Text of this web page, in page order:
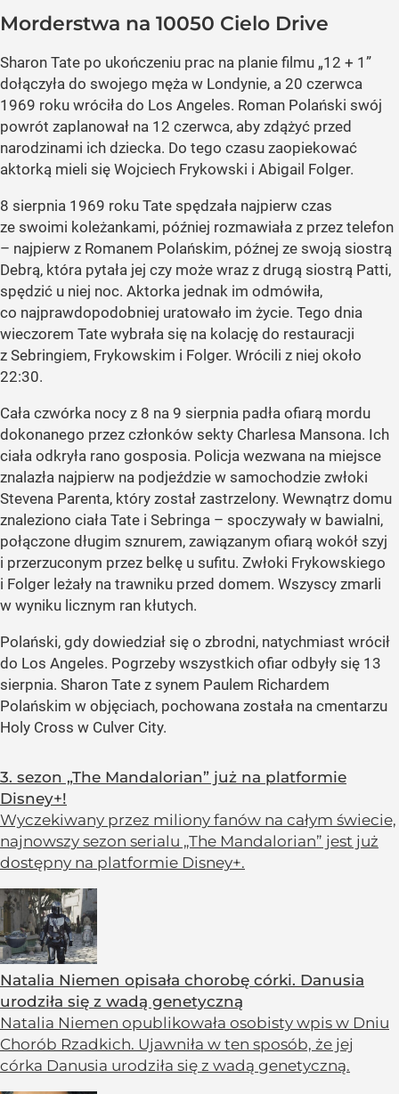
Morderstwa na 10050 Cielo Drive
Sharon Tate po ukończeniu prac na planie filmu „12 + 1”
dołączyła do swojego męża w Londynie, a 20 czerwca
1969 roku wróciła do Los Angeles. Roman Polański swój
powrót zaplanował na 12 czerwca, aby zdążyć przed
narodzinami ich dziecka. Do tego czasu zaopiekować
aktorką mieli się Wojciech Frykowski i Abigail Folger.
8 sierpnia 1969 roku Tate spędzała najpierw czas
ze swoimi koleżankami, później rozmawiała z przez telefon
– najpierw z Romanem Polańskim, późnej ze swoją siostrą
Debrą, która pytała jej czy może wraz z drugą siostrą Patti,
spędzić u niej noc. Aktorka jednak im odmówiła,
co najprawdopodobniej uratowało im życie. Tego dnia
wieczorem Tate wybrała się na kolację do restauracji
z Sebringiem, Frykowskim i Folger. Wrócili z niej około
22:30.
Cała czwórka nocy z 8 na 9 sierpnia padła ofiarą mordu
dokonanego przez członków sekty Charlesa Mansona. Ich
ciała odkryła rano gosposia. Policja wezwana na miejsce
znalazła najpierw na podjeździe w samochodzie zwłoki
Stevena Parenta, który został zastrzelony. Wewnątrz domu
znaleziono ciała Tate i Sebringa – spoczywały w bawialni,
połączone długim sznurem, zawiązanym ofiarą wokół szyj
i przerzuconym przez belkę u sufitu. Zwłoki Frykowskiego
i Folger leżały na trawniku przed domem. Wszyscy zmarli
w wyniku licznym ran kłutych.
Polański, gdy dowiedział się o zbrodni, natychmiast wrócił
do Los Angeles. Pogrzeby wszystkich ofiar odbyły się 13
sierpnia. Sharon Tate z synem Paulem Richardem
Polańskim w objęciach, pochowana została na cmentarzu
Holy Cross w Culver City.
3. sezon „The Mandalorian” już na platformie
Disney+!
Wyczekiwany przez miliony fanów na całym świecie,
najnowszy sezon serialu „The Mandalorian” jest już
dostępny na platformie Disney+.
Natalia Niemen opisała chorobę córki. Danusia
urodziła się z wadą genetyczną
Natalia Niemen opublikowała osobisty wpis w Dniu
Chorób Rzadkich. Ujawniła w ten sposób, że jej
córka Danusia urodziła się z wadą genetyczną.